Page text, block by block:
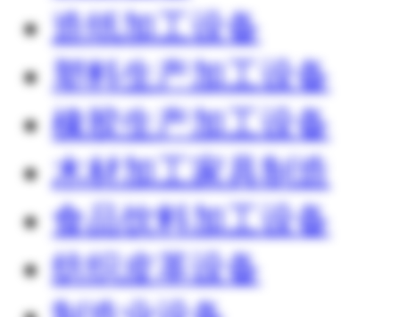
造纸加工设备
塑料生产加工设备
橡胶生产加工设备
木材加工家具制造
食品饮料加工设备
纺织皮革设备